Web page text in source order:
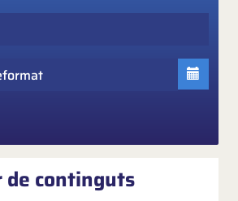
de continguts